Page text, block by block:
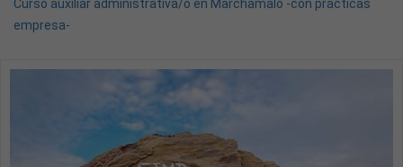
Curso auxiliar administrativa/o en Marchamalo -con prácticas
empresa-